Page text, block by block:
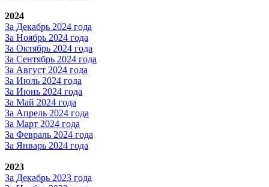
2024
За Декабрь 2024 года
За Ноябрь 2024 года
За Октябрь 2024 года
За Сентябрь 2024 года
За Август 2024 года
За Июль 2024 года
За Июнь 2024 года
За Май 2024 года
За Апрель 2024 года
За Март 2024 года
За Февраль 2024 года
За Январь 2024 года
2023
За Декабрь 2023 года